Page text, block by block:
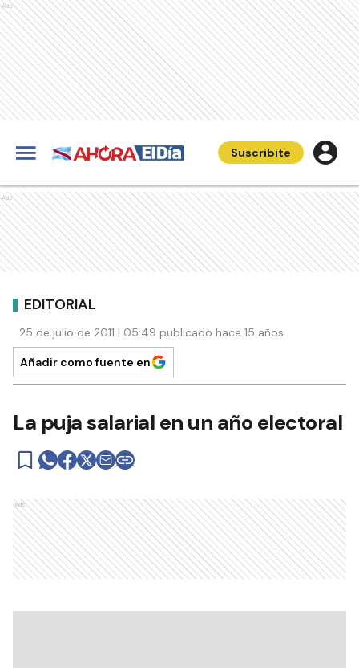
Ads
Suscribite
Ads
EDITORIAL
25 de julio de 2011 | 05:49 publicado hace 15 años
Añadir como fuente en
La puja salarial en un año electoral
Ads